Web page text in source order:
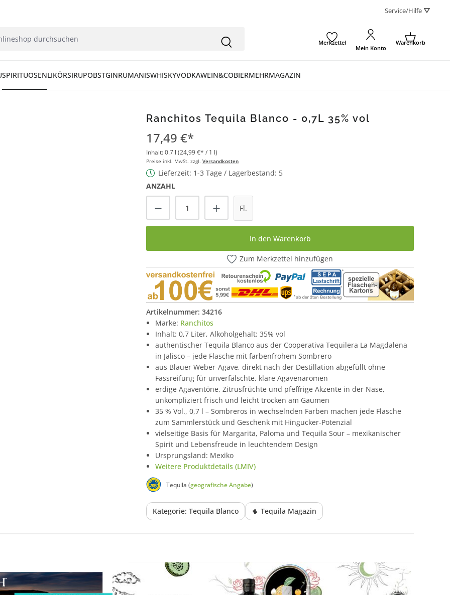
Service/Hilfe ⛛
Merkzettel
Mein Konto
Warenkorb
SPIRITUOSENLIKÖRSIRUPOBSTGINRUMANISWHISKYVODKAWEIN&COBIERMEHRMAGAZIN
Ranchitos Tequila Blanco - 0,7L 35% vol
17,49 €*
Inhalt:0.7 l (24,99 €* / 1 l)
Preise inkl. MwSt. zzgl. Versandkosten
Lieferzeit: 1-3 Tage / Lagerbestand: 5
ANZAHL
Produkt Anzahl: Gib den gewünschten Wert ein
Fl.
In den Warenkorb
Zum Merkzettel hinzufügen
Artikelnummer: 34216
Marke: Ranchitos
Inhalt: 0,7 Liter, Alkoholgehalt: 35% vol
authentischer Tequila Blanco aus der Cooperativa Tequilera La Magdalena
in Jalisco – jede Flasche mit farbenfrohem Sombrero
aus Blauer Weber-Agave, direkt nach der Destillation abgefüllt ohne
Fassreifung für unverfälschte, klare Agavenaromen
erdige Agaventöne, Zitrusfrüchte und pfeffrige Akzente in der Nase,
unkompliziert frisch und leicht trocken am Gaumen
35 % Vol., 0,7 l – Sombreros in wechselnden Farben machen jede Flasche
zum Sammlerstück und Geschenk mit Hingucker-Potenzial
vielseitige Basis für Margarita, Paloma und Tequila Sour – mexikanischer
Spirit und Lebensfreude in leuchtendem Design
Ursprungsland: Mexiko
Weitere Produktdetails (LMIV)
Tequila (geografische Angabe)
Kategorie: Tequila Blanco 🌵 Tequila Magazin